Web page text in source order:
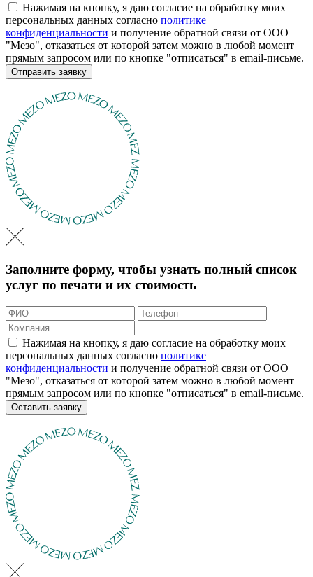
Нажимая на кнопку, я даю согласие на обработку моих
персональных данных согласно политике
конфиденциальности и получение обратной связи от ООО
"Мезо", отказаться от которой затем можно в любой момент
прямым запросом или по кнопке "отписаться" в email-письме.
Отправить заявку
Заполните форму, чтобы узнать полный список
услуг по печати и их стоимость
Нажимая на кнопку, я даю согласие на обработку моих
персональных данных согласно политике
конфиденциальности и получение обратной связи от ООО
"Мезо", отказаться от которой затем можно в любой момент
прямым запросом или по кнопке "отписаться" в email-письме.
Оставить заявку